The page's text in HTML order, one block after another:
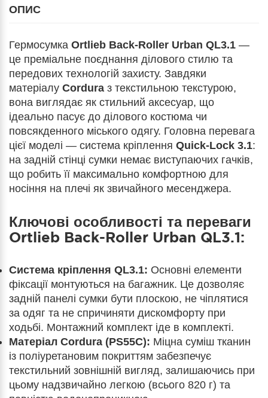
ОПИС
Гермосумка Ortlieb Back-Roller Urban QL3.1 —
це преміальне поєднання ділового стилю та
передових технологій захисту. Завдяки
матеріалу Cordura з текстильною текстурою,
вона виглядає як стильний аксесуар, що
ідеально пасує до ділового костюма чи
повсякденного міського одягу. Головна перевага
цієї моделі — система кріплення Quick-Lock 3.1:
на задній стінці сумки немає виступаючих гачків,
що робить її максимально комфортною для
носіння на плечі як звичайного месенджера.
Ключові особливості та переваги
Ortlieb Back-Roller Urban QL3.1:
Система кріплення QL3.1: Основні елементи
фіксації монтуються на багажник. Це дозволяє
задній панелі сумки бути плоскою, не чіплятися
за одяг та не спричиняти дискомфорту при
ходьбі. Монтажний комплект іде в комплекті.
Матеріал Cordura (PS55C): Міцна суміш тканин
із поліуретановим покриттям забезпечує
текстильний зовнішній вигляд, залишаючись при
цьому надзвичайно легкою (всього 820 г) та